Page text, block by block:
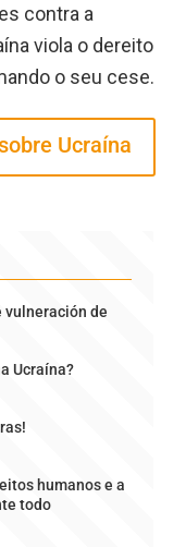
contra a
viola o dereito
o seu cese.
Ucraína
vulneración de
Ucraína?
humanos e a
todo